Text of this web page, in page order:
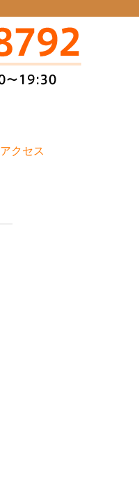
アクセス